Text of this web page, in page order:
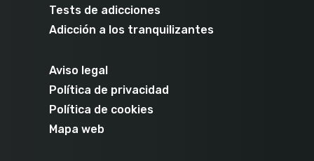
Tests de adicciones
Adicción a los tranquilizantes
Aviso legal
Política de privacidad
Política de cookies
Mapa web